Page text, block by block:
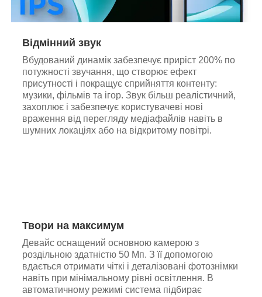
Відмінний звук
Вбудований динамік забезпечує приріст 200% по
потужності звучання, що створює ефект
присутності і покращує сприйняття контенту:
музики, фільмів та ігор. Звук більш реалістичний,
захоплює і забезпечує користувачеві нові
враження від перегляду медіафайлів навіть в
шумних локаціях або на відкритому повітрі.
Твори на максимум
Девайс оснащений основною камерою з
роздільною здатністю 50 Мп. З її допомогою
вдається отримати чіткі і деталізовані фотознімки
навіть при мінімальному рівні освітлення. В
автоматичному режимі система підбирає